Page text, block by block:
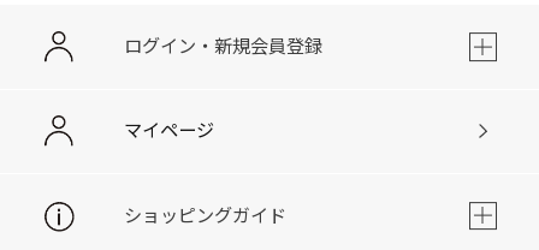
ログイン・新規会員登録
マイページ
ショッピングガイド